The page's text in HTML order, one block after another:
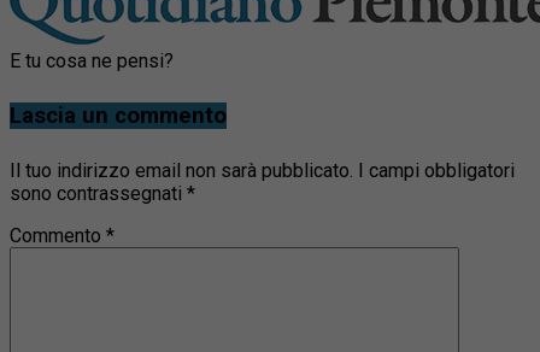
E tu cosa ne pensi?
Lascia un commento
Il tuo indirizzo email non sarà pubblicato. I campi obbligatori
sono contrassegnati *
Commento *